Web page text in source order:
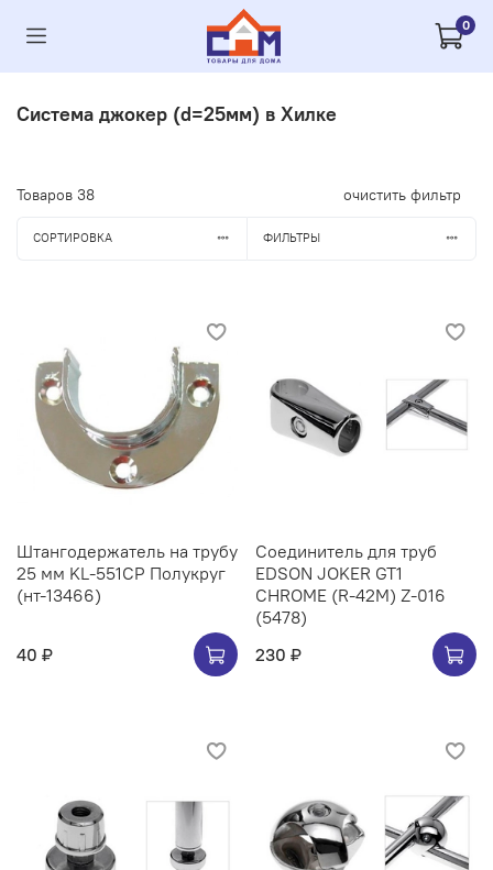
0
Система джокер (d=25мм) в Хилке
Товаров 38 очистить фильтр
СОРТИРОВКА ФИЛЬТРЫ
Штангодержатель на трубу
25 мм KL-551CP Полукруг
(нт-13466)
40 ₽
Соединитель для труб
EDSON JOKER GT1
CHROME (R-42M) Z-016
(5478)
230 ₽